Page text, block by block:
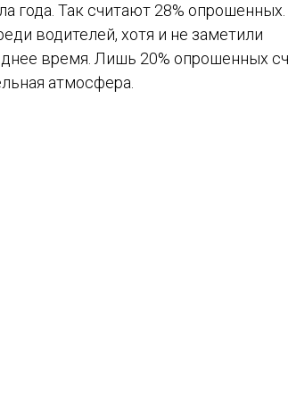
года. Так считают 28% опрошенных.
водителей, хотя и не заметили
время. Лишь 20% опрошенных
атмосфера.